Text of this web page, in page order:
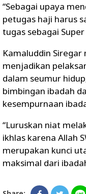
“Sebagai upaya
petugas haji harus
tugas sebagai
Kamaluddin
menjadikan
dalam seumur
bimbingan ibadah
kesempurnaan
“Luruskan niat
ikhlas karena Allah
merupakan kunci
maksimal dari